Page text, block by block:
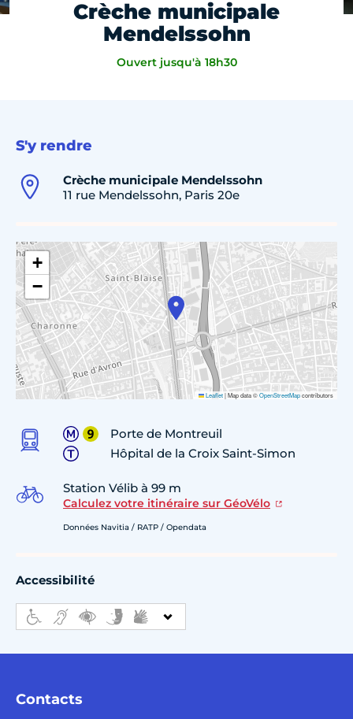
Crèche municipale
Mendelssohn
Ouvert jusqu'à 18h30
S'y rendre
Crèche municipale Mendelssohn
11 rue Mendelssohn, Paris 20e
+
−
Leaflet|Map data ©OpenStreetMapcontributors
Porte de Montreuil
Hôpital de la Croix Saint-Simon
Station Vélib à 99 m
Calculez votre itinéraire sur GéoVélo
Données Navitia / RATP / Opendata
Accessibilité
Contacts